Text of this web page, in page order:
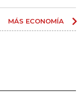
MÁS ECONOMÍA